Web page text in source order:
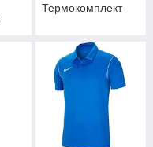
Термокомплект